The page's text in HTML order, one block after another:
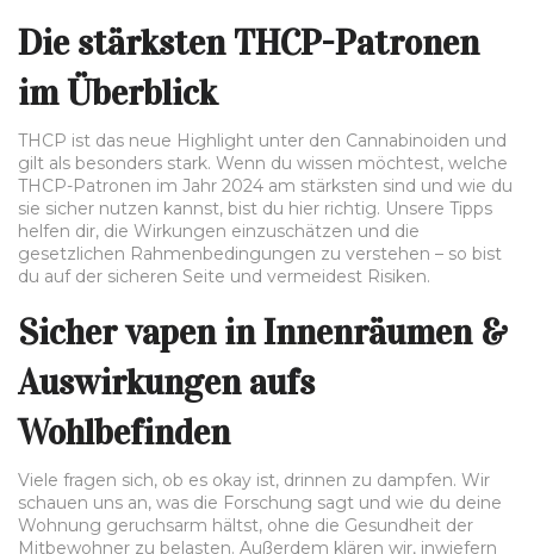
Die stärksten THCP-Patronen
im Überblick
THCP ist das neue Highlight unter den Cannabinoiden und
gilt als besonders stark. Wenn du wissen möchtest, welche
THCP-Patronen im Jahr 2024 am stärksten sind und wie du
sie sicher nutzen kannst, bist du hier richtig. Unsere Tipps
helfen dir, die Wirkungen einzuschätzen und die
gesetzlichen Rahmenbedingungen zu verstehen – so bist
du auf der sicheren Seite und vermeidest Risiken.
Sicher vapen in Innenräumen &
Auswirkungen aufs
Wohlbefinden
Viele fragen sich, ob es okay ist, drinnen zu dampfen. Wir
schauen uns an, was die Forschung sagt und wie du deine
Wohnung geruchsarm hältst, ohne die Gesundheit der
Mitbewohner zu belasten. Außerdem klären wir, inwiefern